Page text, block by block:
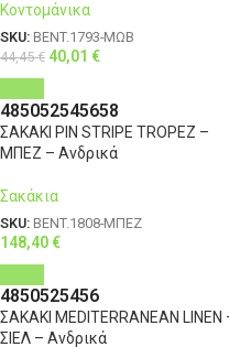
Κοντομάνικα
SKU: BENT.1793-ΜΩΒ
44,45€ 40,01 €
485052545658
ΣΑΚΑΚΙ PIN STRIPE TROPEZ –
ΜΠΕΖ – Ανδρικά
Σακάκια
SKU: BENT.1808-ΜΠΕΖ
148,40€
4850525456
ΣΑΚΑΚΙ MEDITERRANEAN LINEN
ΣΙΕΛ – Ανδρικά